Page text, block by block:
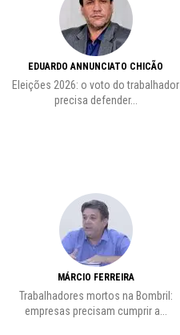
EDUARDO ANNUNCIATO CHICÃO
Eleições 2026: o voto do trabalhador
precisa defender...
MÁRCIO FERREIRA
Trabalhadores mortos na Bombril:
empresas precisam cumprir a...